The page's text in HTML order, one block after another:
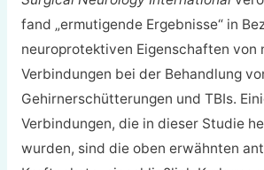
fand „ermutigende Ergebnisse“ in
neuroprotektiven Eigenschaften von
Verbindungen bei der Behandlung
Gehirnerschütterungen und TBIs.
Verbindungen, die in dieser Studie
wurden, sind die oben erwähnten